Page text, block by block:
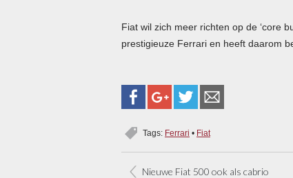
Fiat wil zich meer richten op de ‘core
prestigieuze Ferrari en heeft daarom
Tags: Ferrari • Fiat
Nieuwe Fiat 500 ook als cabrio